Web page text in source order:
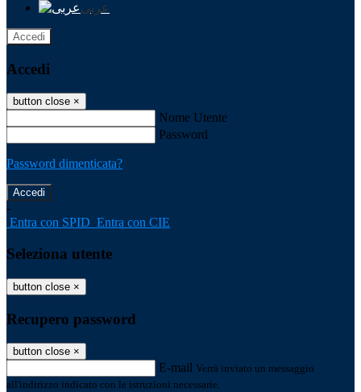
عربى
Accedi
Accedi
button close ×
Nome Utente
Password
Password dimenticata?
-
Entra con SPID Entra con CIE
Seleziona utente
button close ×
Recupero password
button close ×
E-mail Verrà inviato un messaggio
all'indirizzo indicato con le istruzioni necessarie.